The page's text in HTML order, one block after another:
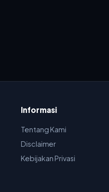
Informasi
Tentang Kami
Disclaimer
Kebijakan Privasi